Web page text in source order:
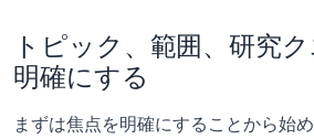
トピック、範囲、研究
明確にする
まずは焦点を明確にすることから始